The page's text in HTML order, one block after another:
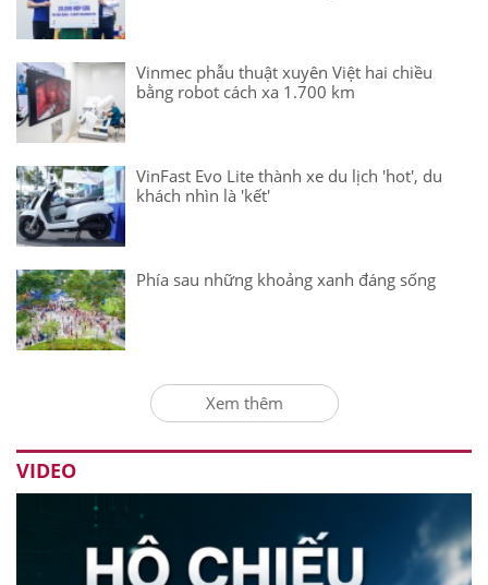
Vinmec phẫu thuật xuyên Việt hai chiều
bằng robot cách xa 1.700 km
VinFast Evo Lite thành xe du lịch 'hot', du
khách nhìn là 'kết'
Phía sau những khoảng xanh đáng sống
Xem thêm
VIDEO